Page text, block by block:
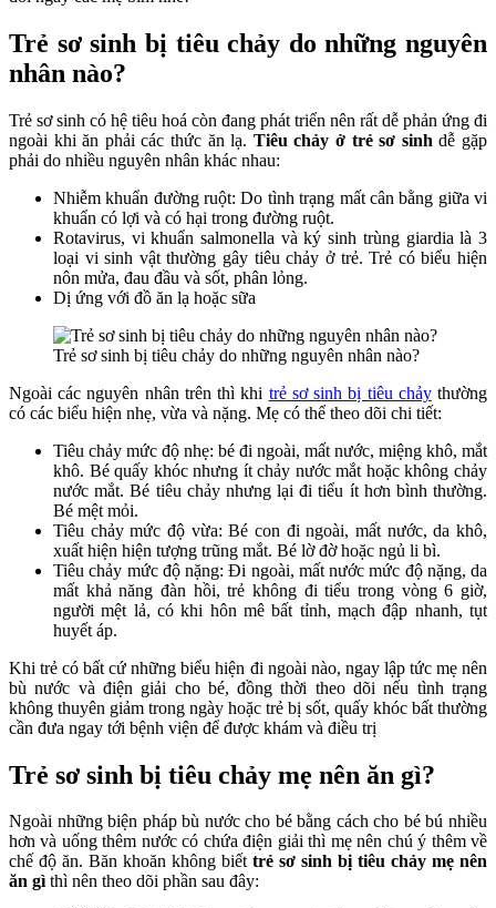
Trẻ sơ sinh bị tiêu chảy do những nguyên
nhân nào?
Trẻ sơ sinh có hệ tiêu hoá còn đang phát triển nên rất dễ phản ứng đi
ngoài khi ăn phải các thức ăn lạ. Tiêu chảy ở trẻ sơ sinh dễ gặp
phải do nhiều nguyên nhân khác nhau:
Nhiễm khuẩn đường ruột: Do tình trạng mất cân bằng giữa vi
khuẩn có lợi và có hại trong đường ruột.
Rotavirus, vi khuẩn salmonella và ký sinh trùng giardia là 3
loại vi sinh vật thường gây tiêu chảy ở trẻ. Trẻ có biểu hiện
nôn mửa, đau đầu và sốt, phân lỏng.
Dị ứng với đồ ăn lạ hoặc sữa
Trẻ sơ sinh bị tiêu chảy do những nguyên nhân nào?
Ngoài các nguyên nhân trên thì khi trẻ sơ sinh bị tiêu chảythường
có các biểu hiện nhẹ, vừa và nặng. Mẹ có thể theo dõi chi tiết:
Tiêu chảy mức độ nhẹ: bé đi ngoài, mất nước, miệng khô, mắt
khô. Bé quấy khóc nhưng ít chảy nước mắt hoặc không chảy
nước mắt. Bé tiêu chảy nhưng lại đi tiểu ít hơn bình thường.
Bé mệt mỏi.
Tiêu chảy mức độ vừa: Bé con đi ngoài, mất nước, da khô,
xuất hiện hiện tượng trũng mắt. Bé lờ đờ hoặc ngủ li bì.
Tiêu chảy mức độ nặng: Đi ngoài, mất nước mức độ nặng, da
mất khả năng đàn hồi, trẻ không đi tiểu trong vòng 6 giờ,
người mệt lả, có khi hôn mê bất tỉnh, mạch đập nhanh, tụt
huyết áp.
Khi trẻ có bất cứ những biểu hiện đi ngoài nào, ngay lập tức mẹ nên
bù nước và điện giải cho bé, đồng thời theo dõi nếu tình trạng
không thuyên giảm trong ngày hoặc trẻ bị sốt, quấy khóc bất thường
cần đưa ngay tới bệnh viện để được khám và điều trị
Trẻ sơ sinh bị tiêu chảy mẹ nên ăn gì?
Ngoài những biện pháp bù nước cho bé bằng cách cho bé bú nhiều
hơn và uống thêm nước có chứa điện giải thì mẹ nên chú ý thêm về
chế độ ăn. Băn khoăn không biết trẻ sơ sinh bị tiêu chảy mẹ nên
ăn gìthì nên theo dõi phần sau đây: